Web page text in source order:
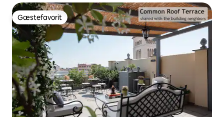
Gæstefavorit
Gæstefavorit